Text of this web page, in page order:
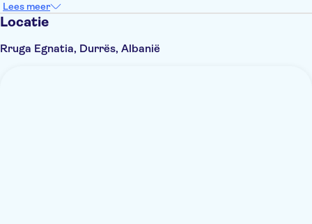
Lees meer
Locatie
Rruga Egnatia, Durrës, Albanië